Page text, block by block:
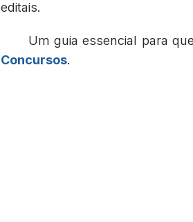
editais.
Um guia essencial para
Concursos.